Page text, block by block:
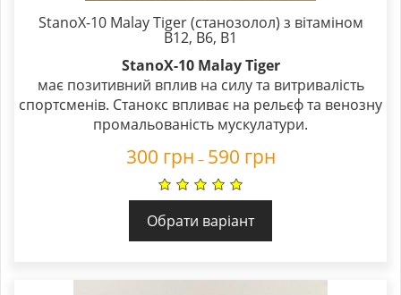
StanoX-10 Malay Tiger (станозолол) з вітаміном
В12, В6, В1
StanoX-10 Malay Tiger
має позитивний вплив на силу та витривалість
спортсменів. Станокс впливає на рельєф та венозну
промальованість мускулатури.
300 грн – 590 грн
Обрати варіант